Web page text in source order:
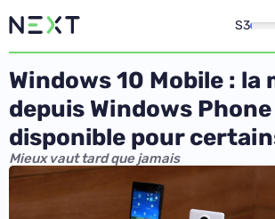
S3
Windows 10 Mobile : la
depuis Windows Phone
disponible pour
Mieux vaut tard que jamais